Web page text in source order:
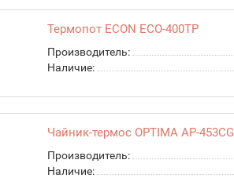
Термопот ECON ECO-400TP
Производитель:
Наличие:
Чайник-термос OPTIMA AP-
Производитель:
Наличие: